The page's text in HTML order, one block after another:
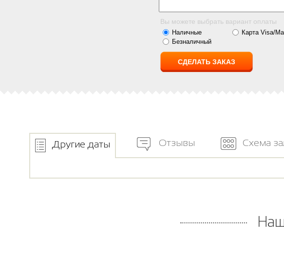
Вы можете выбрать вариант оплаты
Наличные Карта Visa/
Безналичный
Другие даты Отзывы Схема